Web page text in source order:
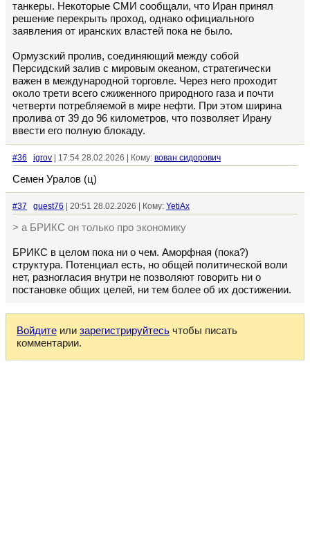
танкеры. Некоторые СМИ сообщали, что Иран принял
решение перекрыть проход, однако официального
заявления от иранских властей пока не было.
Ормузский пролив, соединяющий между собой
Персидский залив с мировым океаном, стратегически
важен в международной торговле. Через него проходит
около трети всего сжиженного природного газа и почти
четверти потребляемой в мире нефти. При этом ширина
пролива от 39 до 96 километров, что позволяет Ирану
ввести его полную блокаду.
#36 igrov | 17:54 28.02.2026 | Кому: вован сидорович
Семен Уралов (ц)
#37 guest76 | 20:51 28.02.2026 | Кому: YetiAx
> а БРИКС он только про экономику
БРИКС в целом пока ни о чем. Аморфная (пока?)
структура. Потенциал есть, но общей политической воли
нет, разногласия внутри не позволяют говорить ни о
постановке общих целей, ни тем более об их достижении.
Войдите или зарегистрируйтесь чтобы писать
комментарии.